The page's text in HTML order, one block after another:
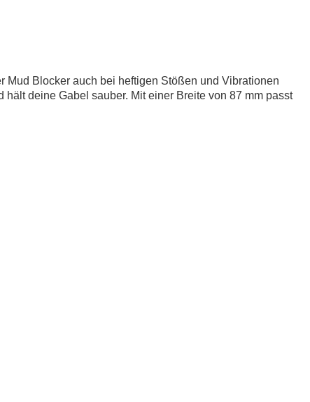
Mud Blocker auch bei heftigen Stößen und Vibrationen
deine Gabel sauber. Mit einer Breite von 87 mm passt